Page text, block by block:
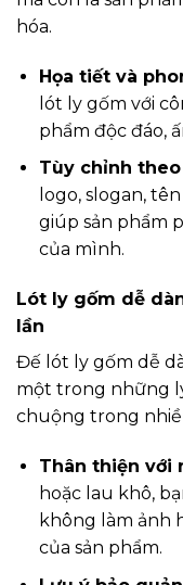
hóa.
Họa tiết và
lót ly gốm với
phẩm độc đáo,
Tùy chỉnh
logo, slogan,
giúp sản phẩm
của mình.
Lót ly gốm dễ
lần
Đế lót ly gốm dễ
một trong những
chuộng trong
Thân thiện với
hoặc lau khô,
không làm ảnh
của sản phẩm.